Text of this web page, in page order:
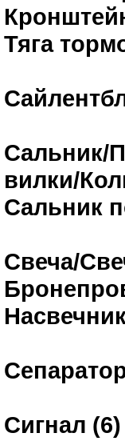
Тяга
Сальник/
вилки/
Сальник
Свеча/
Сигнал (6)